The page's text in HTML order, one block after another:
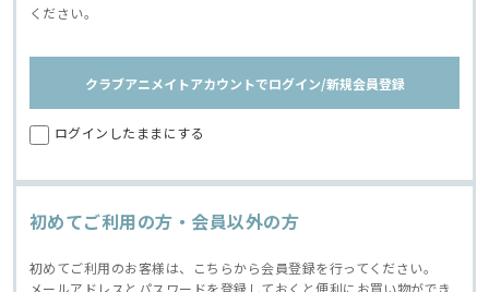
ください。
クラブアニメイトアカウントでログイン/新規会員登録
ログインしたままにする
初めてご利用の方・会員以外の方
初めてご利用のお客様は、こちらから会員登録を行ってください。
メールアドレスとパスワードを登録しておくと便利にお買い物ができ